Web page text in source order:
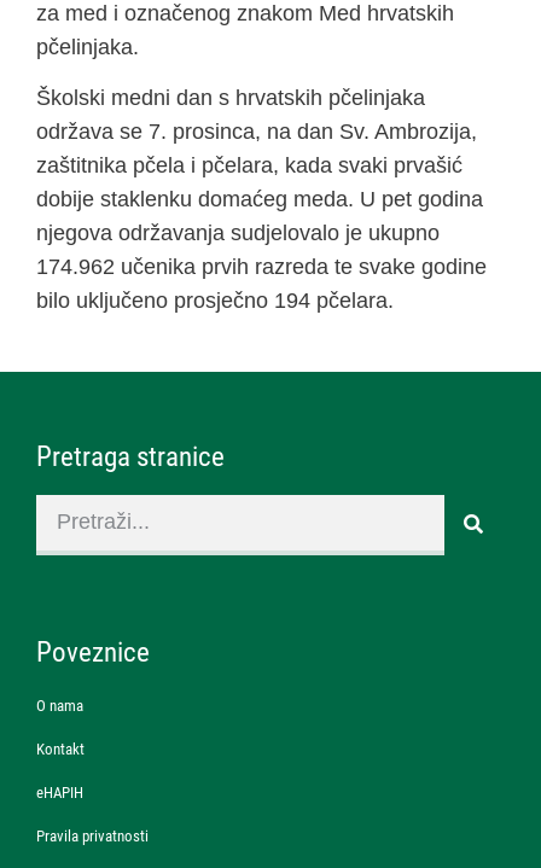
za med i označenog znakom Med hrvatskih
pčelinjaka.
Školski medni dan s hrvatskih pčelinjaka
održava se 7. prosinca, na dan Sv. Ambrozija,
zaštitnika pčela i pčelara, kada svaki prvašić
dobije staklenku domaćeg meda. U pet godina
njegova održavanja sudjelovalo je ukupno
174.962 učenika prvih razreda te svake godine
bilo uključeno prosječno 194 pčelara.
Pretraga stranice
Poveznice
O nama
Kontakt
eHAPIH
Pravila privatnosti